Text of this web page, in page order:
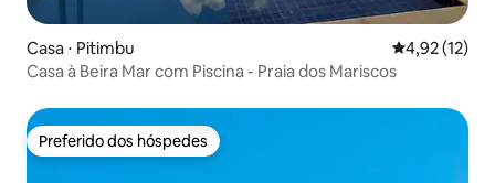
Casa ⋅ Pitimbu 4,92 de uma
4,92 (12)
Casa à Beira Mar com Piscina - Praia dos Mariscos
Preferido dos hóspedes
Preferido dos hóspedes